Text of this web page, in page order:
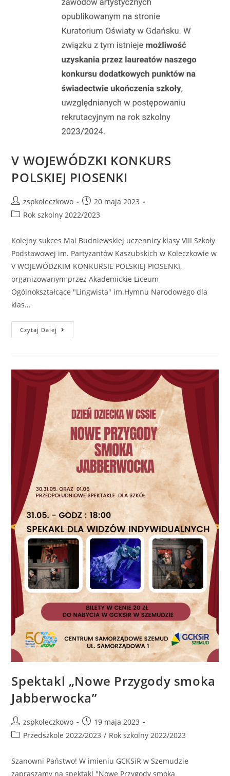
V WOJEWÓDZKI KONKURS
POLSKIEJ PIOSENKI
zspkoleczkowo
20 maja 2023
Rok szkolny 2022/2023
Kolejny sukces Mai Budniewskiej uczennicy klasy VIII Szkoły
Podstawowej im. Partyzantów Kaszubskich w Koleczkowie w
V WOJEWÓDZKIM KONKURSIE POLSKIEJ PIOSENKI,
organizowanym przez Akademickie Liceum
Ogólnokształcące "Lingwista" im.Hymnu Narodowego dla
klas…
Czytaj Dalej
Spektakl „Nowe Przygody smoka
Jabberwocka”
zspkoleczkowo
19 maja 2023
Przedszkole 2022/2023 / Rok szkolny 2022/2023
Szanowni Państwo! W imieniu GCKSiR w Szemudzie
zapraszamy na spektakl "Nowe Przygody smoka